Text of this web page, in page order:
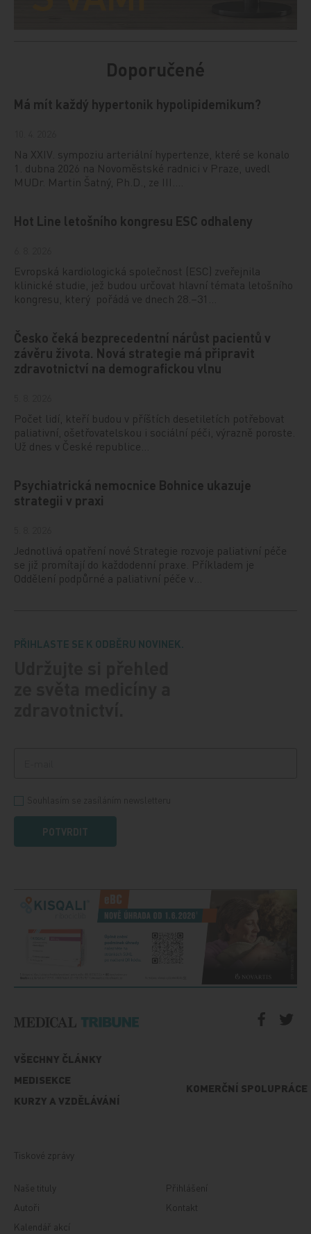
Doporučené
Má mít každý hypertonik hypolipidemikum?
Na XXIV. sympoziu arteriální hypertenze, které se konalo
1. dubna 2026 na Novoměstské radnici v Praze, uvedl
MUDr. Martin Šatný, Ph.D., ze III.…
Hot Line letošního kongresu ESC odhaleny
Evropská kardiologická společnost (ESC) zveřejnila
klinické studie, jež budou určovat hlavní témata letošního
kongresu, který pořádá ve dnech 28.–31…
Česko čeká bezprecedentní nárůst pacientů v
závěru života. Nová strategie má připravit
zdravotnictví na demografickou vlnu
Počet lidí, kteří budou v příštích desetiletích potřebovat
paliativní, ošetřovatelskou i sociální péči, výrazně poroste.
Už dnes v České republice…
Psychiatrická nemocnice Bohnice ukazuje
strategii v praxi
Jednotlivá opatření nové Strategie rozvoje paliativní péče
se již promítají do každodenní praxe. Příkladem je
Oddělení podpůrné a paliativní péče v…
PŘIHLASTE SE K ODBĚRU NOVINEK.
POTVRDIT
VŠECHNY ČLÁNKY
MEDISEKCE
KURZY A VZDĚLÁVÁNÍ
KOMERČNÍ SPOLUPRÁCE
Tiskové zprávy
Naše tituly
Autoři
Kalendář akcí
Přihlášení
Kontakt